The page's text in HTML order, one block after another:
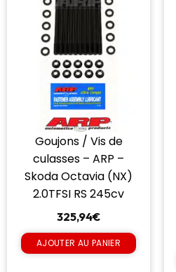
Goujons / Vis de
culasses – ARP –
Skoda Octavia (NX)
2.0TFSI RS 245cv
325,94€
AJOUTER AU PANIER